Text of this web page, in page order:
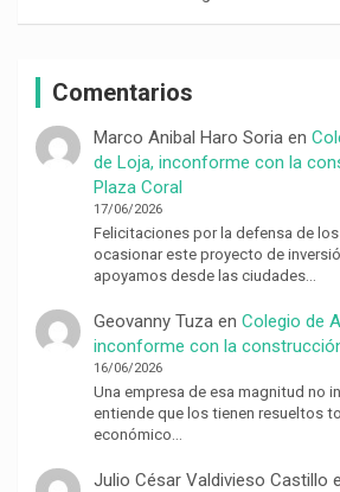
Comentarios
Marco Anibal Haro Soria en
de Loja, inconforme con la
Plaza Coral
17/06/2026
Felicitaciones por la defensa de
ocasionar este proyecto de
apoyamos desde las ciudades…
Geovanny Tuzaen Colegio de
inconforme con la
16/06/2026
Una empresa de esa magnitud no
entiende que los tienen resueltos
económico…
Julio César Valdivieso Castillo